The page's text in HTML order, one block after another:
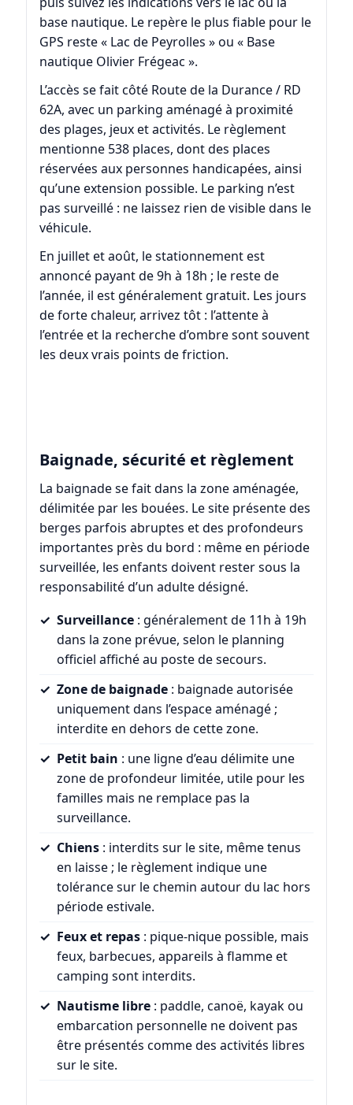
base nautique. Le repère le plus fiable pour le
GPS reste « Lac de Peyrolles » ou « Base
nautique Olivier Frégeac ».
L’accès se fait côté Route de la Durance / RD
62A, avec un parking aménagé à proximité
des plages, jeux et activités. Le règlement
mentionne 538 places, dont des places
réservées aux personnes handicapées, ainsi
qu’une extension possible. Le parking n’est
pas surveillé : ne laissez rien de visible dans le
véhicule.
En juillet et août, le stationnement est
annoncé payant de 9h à 18h ; le reste de
l’année, il est généralement gratuit. Les jours
de forte chaleur, arrivez tôt : l’attente à
l’entrée et la recherche d’ombre sont souvent
les deux vrais points de friction.
Baignade, sécurité et règlement
La baignade se fait dans la zone aménagée,
délimitée par les bouées. Le site présente des
berges parfois abruptes et des profondeurs
importantes près du bord : même en période
surveillée, les enfants doivent rester sous la
responsabilité d’un adulte désigné.
Surveillance: généralement de 11h à 19h
dans la zone prévue, selon le planning
officiel affiché au poste de secours.
Zone de baignade: baignade autorisée
uniquement dans l’espace aménagé ;
interdite en dehors de cette zone.
Petit bain : une ligne d’eau délimite une
zone de profondeur limitée, utile pour les
familles mais ne remplace pas la
surveillance.
Chiens: interdits sur le site, même tenus
en laisse ; le règlement indique une
tolérance sur le chemin autour du lac hors
période estivale.
Feux et repas: pique-nique possible, mais
feux, barbecues, appareils à flamme et
camping sont interdits.
Nautisme libre: paddle, canoë, kayak ou
embarcation personnelle ne doivent pas
être présentés comme des activités libres
sur le site.